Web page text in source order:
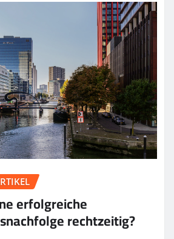
erfolgreiche
rechtzeitig?